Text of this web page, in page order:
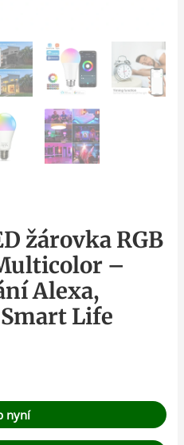
žárovka RGB
–
Alexa,
Life
nyní